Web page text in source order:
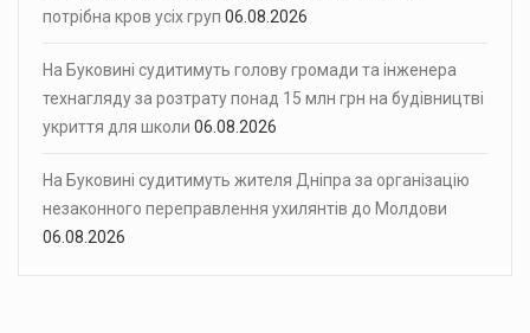
потрібна кров усіх груп 06.08.2026
На Буковині судитимуть голову громади та інженера
технагляду за розтрату понад 15 млн грн на будівництві
укриття для школи 06.08.2026
На Буковині судитимуть жителя Дніпра за організацію
незаконного переправлення ухилянтів до Молдови
06.08.2026